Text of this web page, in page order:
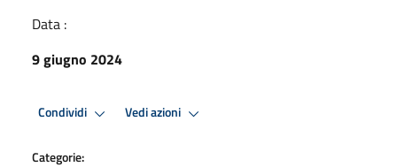
Data :
9 giugno 2024
Condividi Vedi azioni
Categorie: